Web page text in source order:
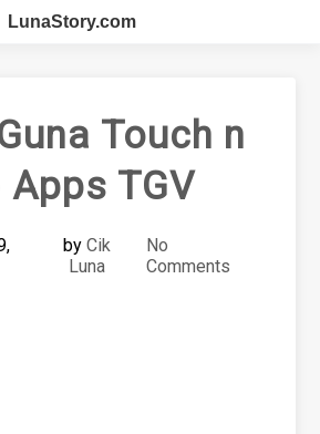
LunaStory.com
Touch n
Apps TGV
byCik
Luna
No
Comments